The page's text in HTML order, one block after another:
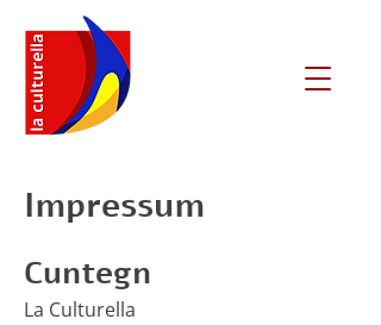
Impressum
Cuntegn
La Culturella